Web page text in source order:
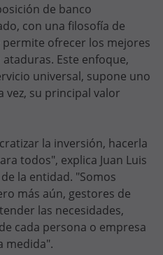
de banco
con una filosofía de
ofrecer los mejores
Este enfoque,
universal, supone uno
vez, su principal valor
la inversión, hacerla
todos", explica Juan Luis
la entidad. "Somos
más aún, gestores de
las necesidades,
cada persona o empresa
medida".